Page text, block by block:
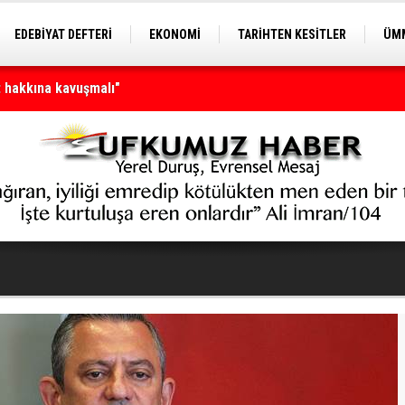
EDEBİYAT DEFTERİ EKONOMİ TARİHTEN KESİTLER
kavuşmalı"